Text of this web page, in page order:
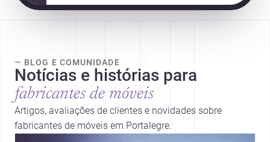
— BLOG E COMUNIDADE
Notícias e histórias para
fabricantes de móveis
Artigos, avaliações de clientes e novidades sobre
fabricantes de móveis em Portalegre.